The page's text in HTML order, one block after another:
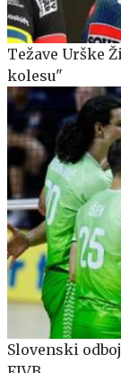
Težave Urške
kolesu"
Slovenski